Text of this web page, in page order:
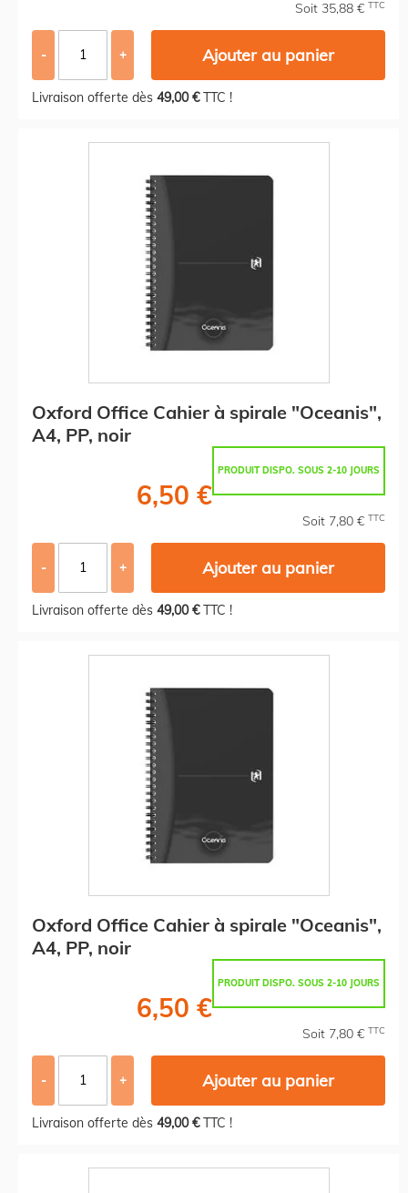
Soit 35,88 € TTC
- + Ajouter au panier
Livraison offerte dès 49,00 €TTC !
Oxford Office Cahier à spirale "Oceanis",
A4, PP, noir
PRODUIT DISPO. SOUS 2-10 JOURS
6,50 €
Soit 7,80 € TTC
- + Ajouter au panier
Livraison offerte dès 49,00 €TTC !
Oxford Office Cahier à spirale "Oceanis",
A4, PP, noir
PRODUIT DISPO. SOUS 2-10 JOURS
6,50 €
Soit 7,80 € TTC
- + Ajouter au panier
Livraison offerte dès 49,00 €TTC !